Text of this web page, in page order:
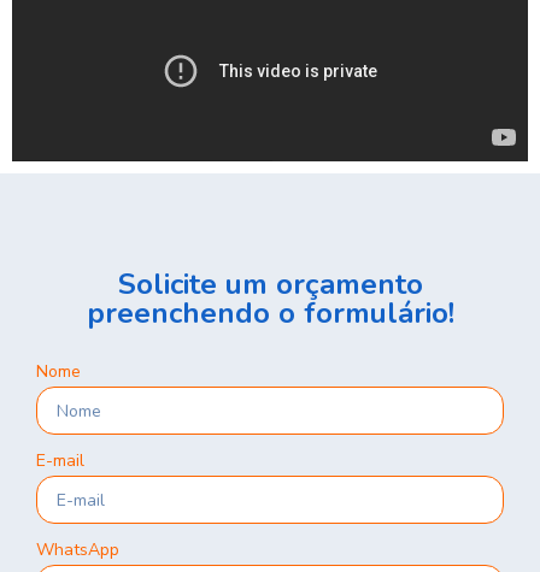
Solicite um orçamento
preenchendo o formulário!
Nome
E-mail
WhatsApp